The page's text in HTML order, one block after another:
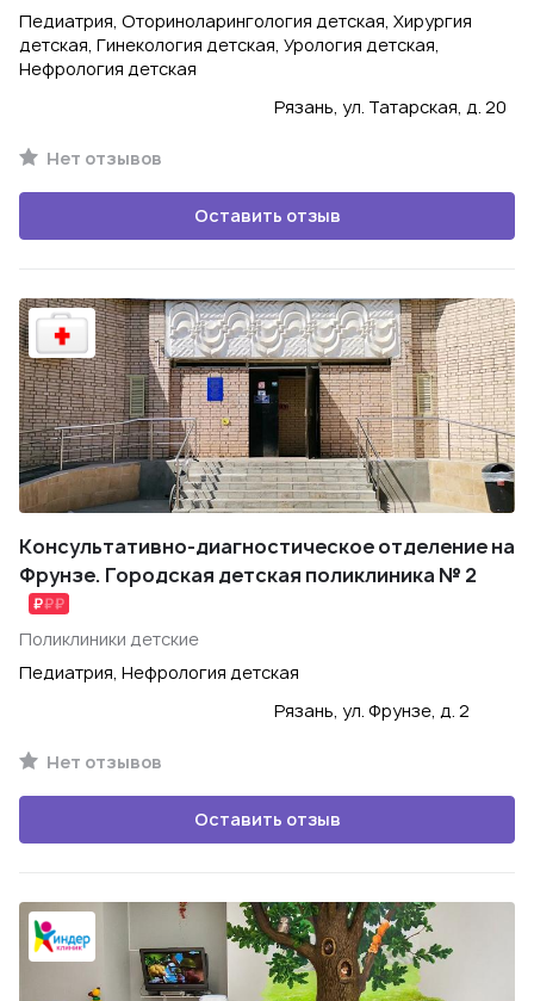
Педиатрия, Оториноларингология детская, Хирургия
детская, Гинекология детская, Урология детская,
Нефрология детская
Рязань, ул. Татарская, д. 20
Нет отзывов
Оставить отзыв
Консультативно-диагностическое отделение на
Фрунзе. Городская детская поликлиника № 2
Поликлиники детские
Педиатрия, Нефрология детская
Рязань, ул. Фрунзе, д. 2
Нет отзывов
Оставить отзыв